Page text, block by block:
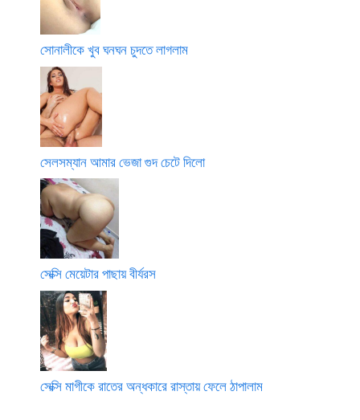
সোনালীকে খুব ঘনঘন চুদতে লাগলাম
সেলসম্যান আমার ভেজা গুদ চেটে দিলো
সেক্সি মেয়েটার পাছায় বীর্যরস
সেক্সি মাগীকে রাতের অন্ধকারে রাস্তায় ফেলে ঠাপালাম